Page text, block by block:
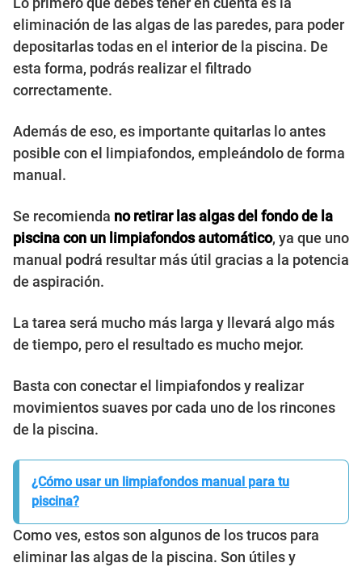
eliminación de las algas de las paredes, para poder
depositarlas todas en el interior de la piscina. De
esta forma, podrás realizar el filtrado
correctamente.
Además de eso, es importante quitarlas lo antes
posible con el limpiafondos, empleándolo de forma
manual.
Se recomienda no retirar las algas del fondo de la
piscina con un limpiafondos automático, ya que uno
manual podrá resultar más útil gracias a la potencia
de aspiración.
La tarea será mucho más larga y llevará algo más
de tiempo, pero el resultado es mucho mejor.
Basta con conectar el limpiafondos y realizar
movimientos suaves por cada uno de los rincones
de la piscina.
¿Cómo usar un limpiafondos manual para tu
piscina?
Como ves, estos son algunos de los trucos para
eliminar las algas de la piscina. Son útiles y